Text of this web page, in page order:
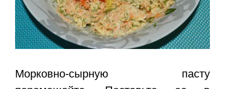
Морковно-сырную пасту